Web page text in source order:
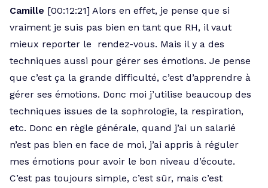
Camille [00:12:21] Alors en effet, je pense que si
vraiment je suis pas bien en tant que RH, il vaut
mieux reporter le rendez-vous. Mais il y a des
techniques aussi pour gérer ses émotions. Je pense
que c’est ça la grande difficulté, c’est d’apprendre à
gérer ses émotions. Donc moi j’utilise beaucoup des
techniques issues de la sophrologie, la respiration,
etc. Donc en règle générale, quand j’ai un salarié
n’est pas bien en face de moi, j’ai appris à réguler
mes émotions pour avoir le bon niveau d’écoute.
C’est pas toujours simple, c’est sûr, mais c’est